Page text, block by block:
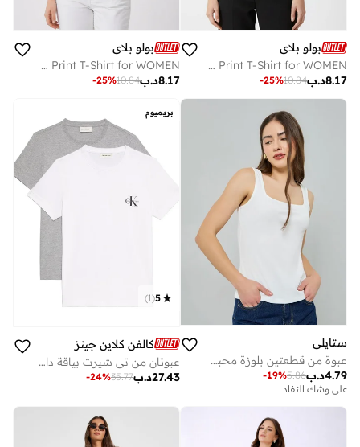
بولو بلاي
Multipack Graphic Print T-Shirt for WOMEN
د.ب8.17
10.84
-25%
بولو بلاي
Multipack Graphic Print T-Shirt for WOMEN
د.ب8.17
10.84
-25%
ستايلي
عبوة من قطعتين بلوزة محبوكة بياقة مربعة
د.ب4.79
5.86
-19%
على وشك النفاد
بريميوم
5
(
1
)
كالفن كلاين جينز
عبوتان من تي شيرت بياقة دائرية وشعار
د.ب27.43
35.77
-24%